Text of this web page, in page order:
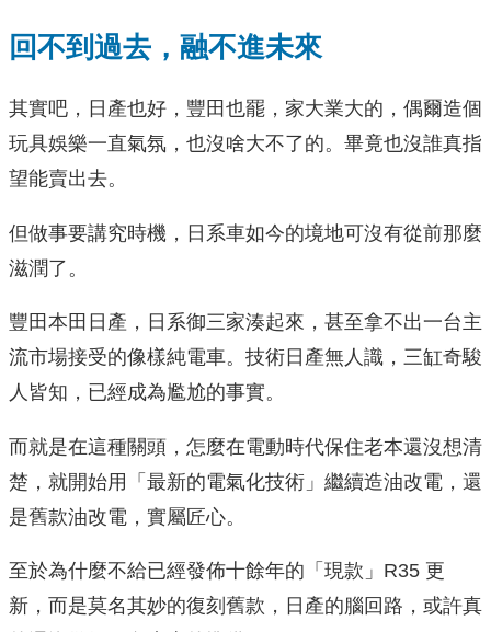
回不到過去，融不進未來
其實吧，日產也好，豐田也罷，家大業大的，偶爾造個
玩具娛樂一直氣氛，也沒啥大不了的。畢竟也沒誰真指
望能賣出去。
但做事要講究時機，日系車如今的境地可沒有從前那麼
滋潤了。
豐田本田日產，日系御三家湊起來，甚至拿不出一台主
流市場接受的像樣純電車。技術日產無人識，三缸奇駿
人皆知，已經成為尷尬的事實。
而就是在這種關頭，怎麼在電動時代保住老本還沒想清
楚，就開始用「最新的電氣化技術」繼續造油改電，還
是舊款油改電，實屬匠心。
至於為什麼不給已經發佈十餘年的「現款」R35 更
新，而是莫名其妙的復刻舊款，日產的腦回路，或許真